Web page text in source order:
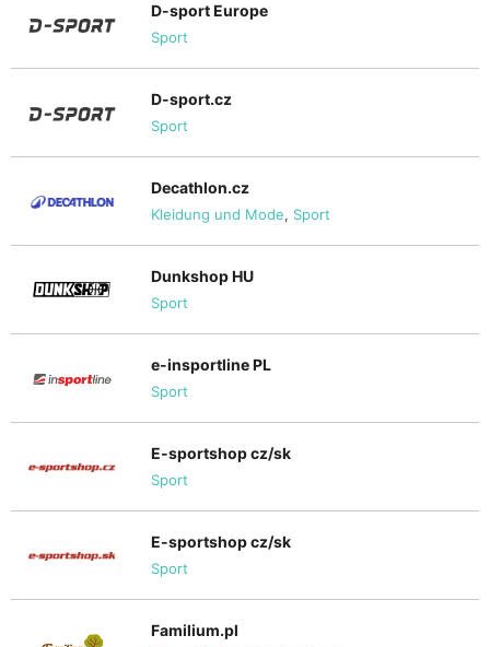
D-sport Europe
Sport
D-sport.cz
Sport
Decathlon.cz
Kleidung und Mode, Sport
Dunkshop HU
Sport
e-insportline PL
Sport
E-sportshop cz/sk
Sport
E-sportshop cz/sk
Sport
Familium.pl